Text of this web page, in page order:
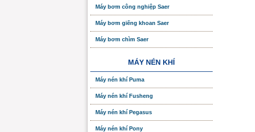
Máy bơm công nghiệp Saer
Máy bơm giếng khoan Saer
Máy bơm chìm Saer
MÁY NÉN KHÍ
Máy nén khí Puma
Máy nén khí Fusheng
Máy nén khí Pegasus
Máy nén khí Pony